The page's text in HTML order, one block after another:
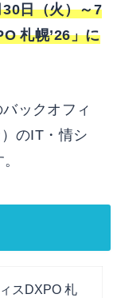
30日（火）～7
札幌’26」に
ックオフィ
のIT・情シ
スDXPO 札